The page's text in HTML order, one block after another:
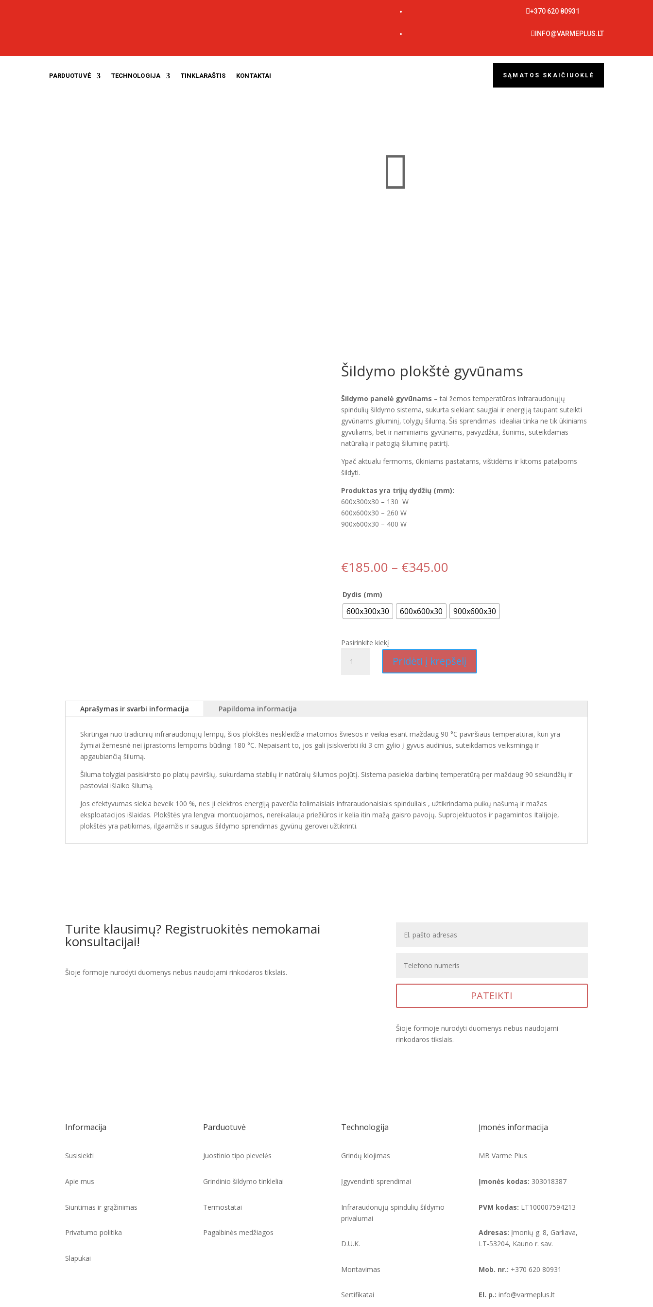
+370 620 80931
 INFO@VARMEPLUS.LT
PARDUOTUVĖ TECHNOLOGIJA TINKLARAŠTIS KONTAKTAI SĄMATOS SKAIČIUOKLĖ

Šildymo plokštė gyvūnams
Šildymo panelė gyvūnams – tai žemos temperatūros infraraudonųjų
spindulių šildymo sistema, sukurta siekiant saugiai ir energiją taupant suteikti
gyvūnams giluminį, tolygų šilumą. Šis sprendimas idealiai tinka ne tik ūkiniams
gyvuliams, bet ir naminiams gyvūnams, pavyzdžiui, šunims, suteikdamas
natūralią ir patogią šiluminę patirtį.
Ypač aktualu fermoms, ūkiniams pastatams, vištidėms ir kitoms patalpoms
šildyti.
Produktas yra trijų dydžių (mm):
600x300x30 – 130 W
600x600x30 – 260 W
900x600x30 – 400 W
€185.00 – €345.00
Dydis (mm)
600x300x30 600x600x30 900x600x30
Pasirinkite kiekį
kiekis:
Pridėti į krepšelį
Aprašymas ir svarbi informacija Papildoma informacija
Skirtingai nuo tradicinių infraraudonųjų lempų, šios plokštės neskleidžia matomos šviesos ir veikia esant maždaug 90 °C paviršiaus temperatūrai, kuri yra
žymiai žemesnė nei įprastoms lempoms būdingi 180 °C. Nepaisant to, jos gali įsiskverbti iki 3 cm gylio į gyvus audinius, suteikdamos veiksmingą ir
apgaubiančią šilumą.
Šiluma tolygiai pasiskirsto po platų paviršių, sukurdama stabilų ir natūralų šilumos pojūtį. Sistema pasiekia darbinę temperatūrą per maždaug 90 sekundžių ir
pastoviai išlaiko šilumą.
Jos efektyvumas siekia beveik 100 %, nes ji elektros energiją paverčia tolimaisiais infraraudonaisiais spinduliais , užtikrindama puikų našumą ir mažas
eksploatacijos išlaidas. Plokštės yra lengvai montuojamos, nereikalauja priežiūros ir kelia itin mažą gaisro pavojų. Suprojektuotos ir pagamintos Italijoje,
plokštės yra patikimas, ilgaamžis ir saugus šildymo sprendimas gyvūnų gerovei užtikrinti.
Turite klausimų? Registruokitės nemokamai
konsultacijai!
Šioje formoje nurodyti duomenys nebus naudojami rinkodaros tikslais.
PATEIKTI
Šioje formoje nurodyti duomenys nebus naudojami
rinkodaros tikslais.
Informacija
Susisiekti
Apie mus
Siuntimas ir grąžinimas
Privatumo politika
Slapukai
Parduotuvė
Juostinio tipo plevelės
Grindinio šildymo tinkleliai
Termostatai
Pagalbinės medžiagos
Technologija
Grindų klojimas
Įgyvendinti sprendimai
Infraraudonųjų spindulių šildymo
privalumai
D.U.K.
Montavimas
Sertifikatai
Įmonės informacija
MB Varme Plus
Įmonės kodas: 303018387
PVM kodas: LT100007594213
Adresas: Įmonių g. 8, Garliava,
LT-53204, Kauno r. sav.
Mob. nr.: +370 620 80931
El. p.: info@varmeplus.lt